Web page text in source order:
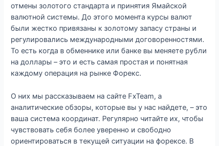
отмены золотого стандарта и принятия Ямайской
валютной системы. До этого момента курсы валют
были жестко привязаны к золотому запасу страны и
регулировались международными договоренностями.
То есть когда в обменнике или банке вы меняете рубли
на доллары – это и есть самая простая и понятная
каждому операция на рынке Форекс.
О них мы рассказываем на сайте FxTeam, а
аналитические обзоры, которые вы у нас найдете, – это
ваша система координат. Регулярно читайте их, чтобы
чувствовать себя более уверенно и свободно
ориентироваться в текущей ситуации на форексе. В